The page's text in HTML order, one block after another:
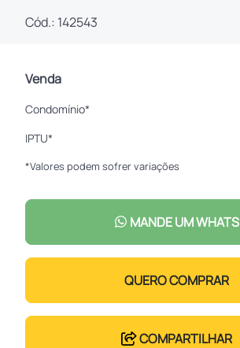
Cód.: 142543
Venda
Condomínio*
IPTU*
*Valores podem sofrer variações
MANDE UM WHATS
QUERO COMPRAR
COMPARTILHAR